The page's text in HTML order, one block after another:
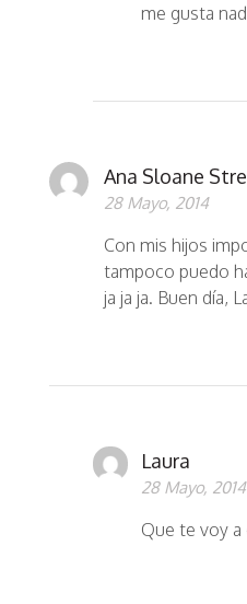
me gusta
Ana Sloane
28 Mayo, 2014
Con mis hijos
tampoco puedo
ja ja ja. Buen día,
Laura
28 Mayo, 2014
Que te voy a